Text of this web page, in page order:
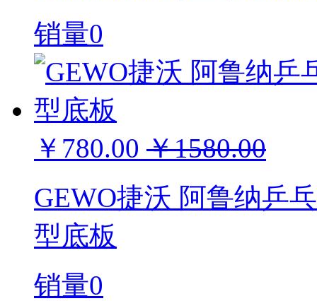
销量0
￥780.00 ￥1580.00
GEWO捷沃 阿鲁纳乒
型底板
销量0